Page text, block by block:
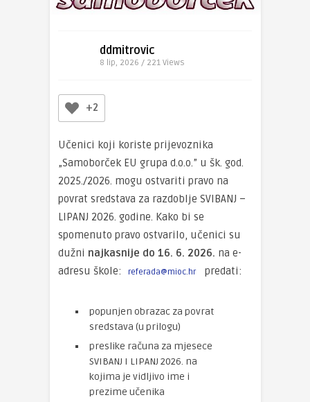
ddmitrovic
8 lip, 2026 / 221 Views
+2
Učenici koji koriste prijevoznika
„Samoborček EU grupa d.o.o.” u šk. god.
2025./2026. mogu ostvariti pravo na
povrat sredstava za razdoblje SVIBANJ –
LIPANJ 2026. godine. Kako bi se
spomenuto pravo ostvarilo, učenici su
dužni najkasnije do 16. 6. 2026. na e-
adresu škole:
referada@mioc.hr predati:
popunjen obrazac za povrat
sredstava (u prilogu)
preslike računa za mjesece
SVIBANJ I LIPANJ 2026. na
kojima je vidljivo ime i
prezime učenika